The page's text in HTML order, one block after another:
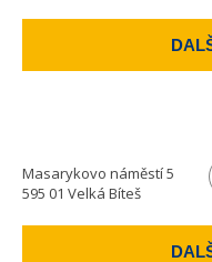
Masarykovo náměstí 5
595 01 Velká Bíteš